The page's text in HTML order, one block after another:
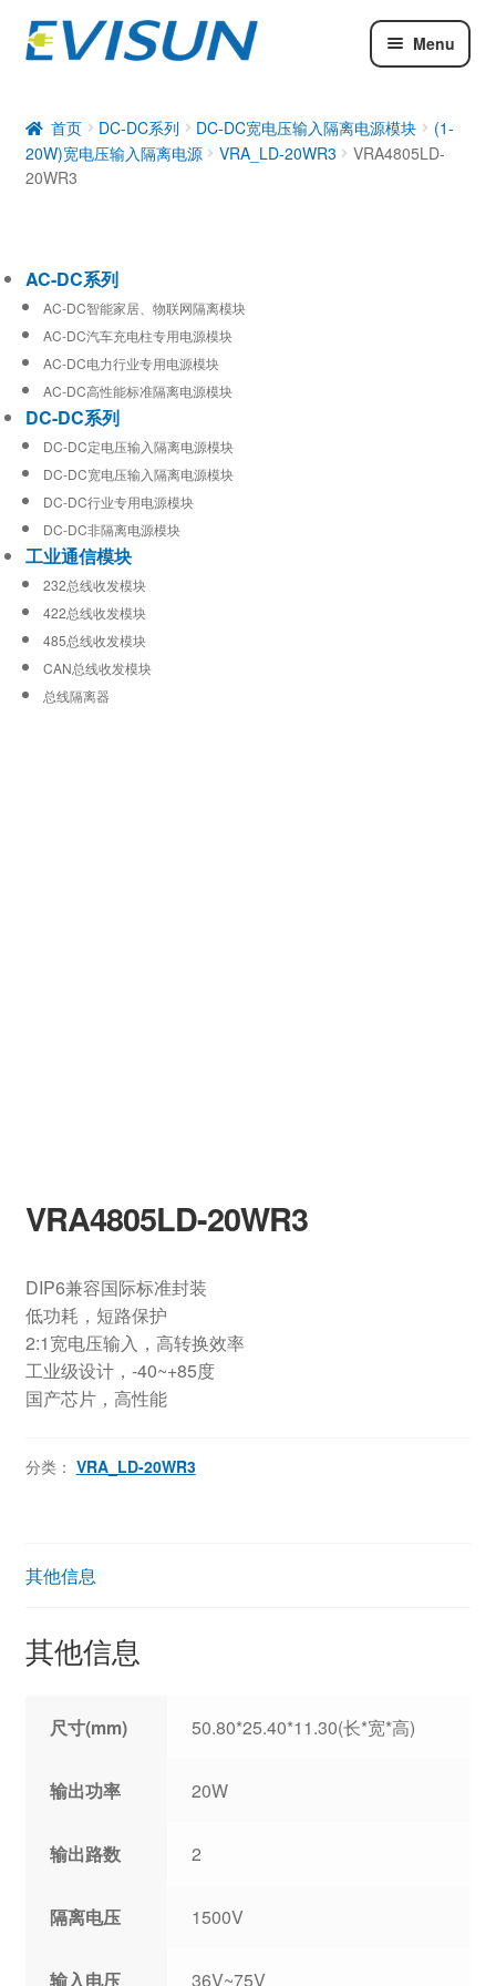
Menu
DC-DC系列
工业通信模块
首页 DC-DC系列 DC-DC宽电压输入隔离电源模块
(1-
20W)宽电压输入隔离电源
VRA_LD-20WR3
VRA4805LD-
20WR3
VRA4805LD-20WR3
DIP6兼容国际标准封装
低功耗，短路保护
2:1宽电压输入，高转换效率
工业级设计，-40~+85度
国产芯片，高性能
分类： VRA_LD-20WR3
其他信息
其他信息
尺寸(mm) 50.80*25.40*11.30(长*宽*高)
输出功率 20W
输出路数 2
隔离电压 1500V
输入电压 36V~75V
AC-DC系列
AC-DC智能家居、物联网隔离模块
AC-DC汽车充电柱专用电源模块
AC-DC电力行业专用电源模块
AC-DC高性能标准隔离电源模块
DC-DC系列
DC-DC定电压输入隔离电源模块
DC-DC宽电压输入隔离电源模块
DC-DC行业专用电源模块
DC-DC非隔离电源模块
工业通信模块
232总线收发模块
422总线收发模块
485总线收发模块
CAN总线收发模块
总线隔离器